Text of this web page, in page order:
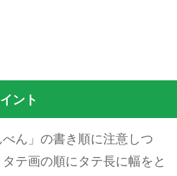
ント
べん」の書き順に注意しつ
テ画の順にタテ長に幅をと